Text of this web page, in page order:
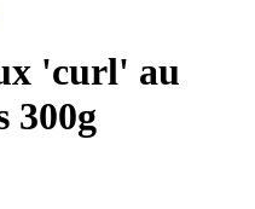
'curl' au
300g